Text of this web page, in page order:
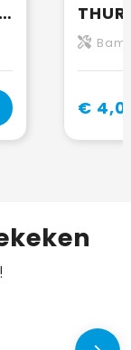
SUNDAY - Lunchbox met bestek
€